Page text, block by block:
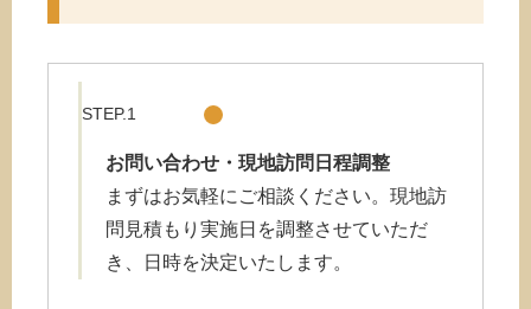
STEP.1
お問い合わせ・現地訪問日程調整
まずはお気軽にご相談ください。現地訪
問見積もり実施日を調整させていただ
き、日時を決定いたします。